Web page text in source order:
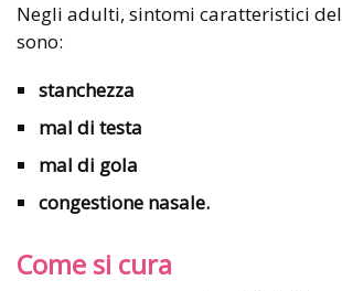
Negli adulti, sintomi caratteristici del
sono:
stanchezza
mal di testa
mal di gola
congestione nasale.
Come si cura